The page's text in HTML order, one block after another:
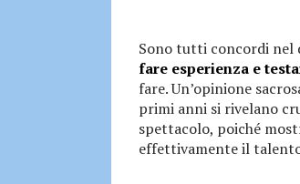
Sono tutti concordi nel
fare esperienza e
fare. Un’opinione
primi anni si rivelano
spettacolo, poiché
effettivamente il